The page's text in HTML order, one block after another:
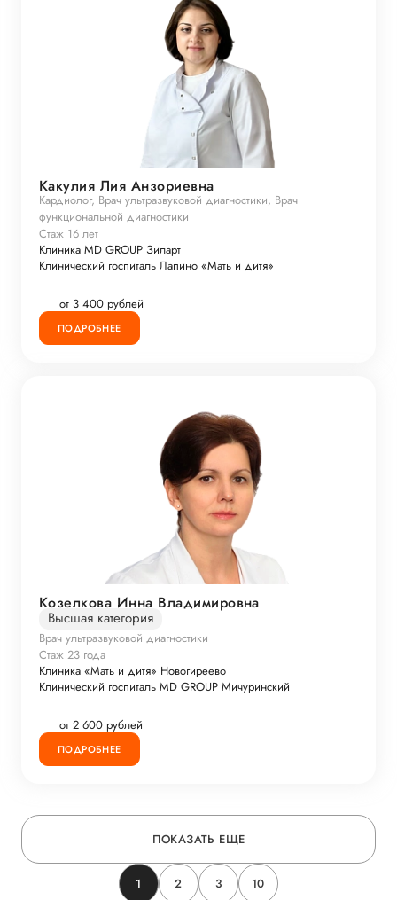
Какулия Лия Анзориевна
Кардиолог, Врач ультразвуковой диагностики, Врач
функциональной диагностики
Стаж 16 лет
Клиника MD GROUP Зиларт
Клинический госпиталь Лапино «Мать и дитя»
от 3 400 рублей
ПОДРОБНЕЕ
Козелкова Инна Владимировна
Высшая категория
Врач ультразвуковой диагностики
Стаж 23 года
Клиника «Мать и дитя» Новогиреево
Клинический госпиталь MD GROUP Мичуринский
от 2 600 рублей
ПОДРОБНЕЕ
ПОКАЗАТЬ ЕЩЕ
1 2 3 10